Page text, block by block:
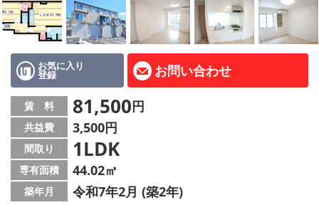
AcePlanner公式ライン
スタッフ紹介
リフォーム のことなら！
オーナー様へ
住宅型有料老人 Ｆｌｅｕｒａｇｅ
お気に入り
登録 お問い合わせ
賃 料 81,500円
共益費 3,500円
間取り 1LDK
専有面積 44.02㎡
築年月 令和7年2月 (築2年)